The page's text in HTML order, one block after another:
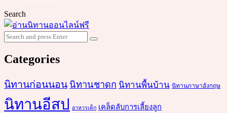
Search
Search
for:
Search
Categories
นิทานก่อนนอน นิทานชาดก นิทานพื้นบ้าน นิทานภาษาอังกฤษ
นิทานอีสป อาหารเด็ก เคล็ดลับการเลี้ยงลูก